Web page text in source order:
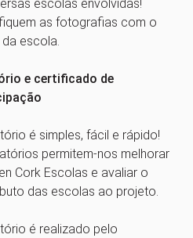
escolas envolvidas!
as fotografias com o
escola.
e certificado de
é simples, fácil e rápido!
permitem-nos melhorar
Cork Escolas e avaliar o
das escolas ao projeto.
é realizado pelo